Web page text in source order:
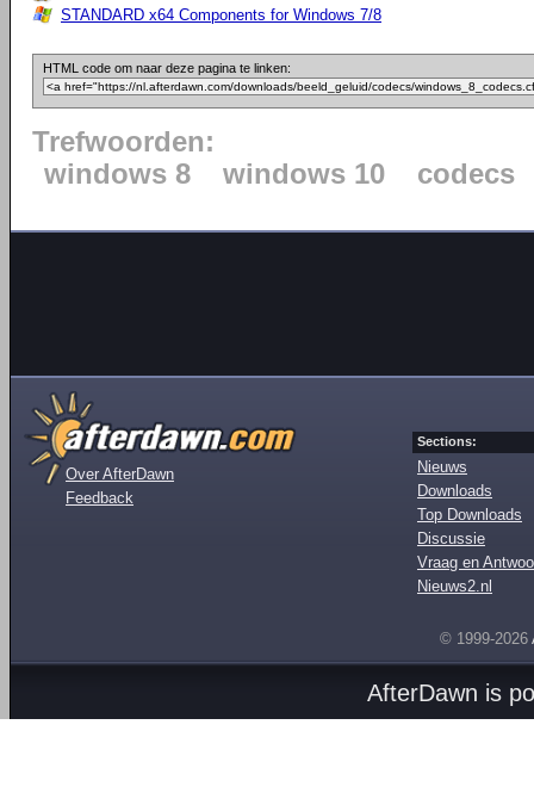
STANDARD x64 Components for Windows 7/8
HTML code om naar deze pagina te linken:
Trefwoorden:
windows 8
windows 10 codecs
Over AfterDawn
Feedback
Sections:
Nieuws
Downloads
Top Downloads
Discussie
Vraag en
Nieuws2.nl
© 1999-2026
AfterDawn is